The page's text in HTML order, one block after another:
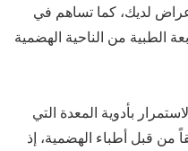
لديك، كما تساهم في
الطبية من الناحية الهضمية
بأدوية المعدة التي
من قبل أطباء الهضمية، إذ